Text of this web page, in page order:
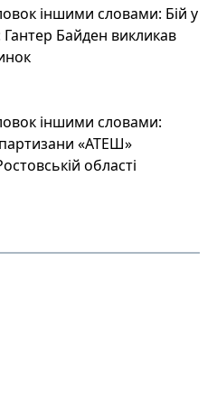
іншими словами: Бій у
Гантер Байден викликав
іншими словами:
«АТЕШ»
області